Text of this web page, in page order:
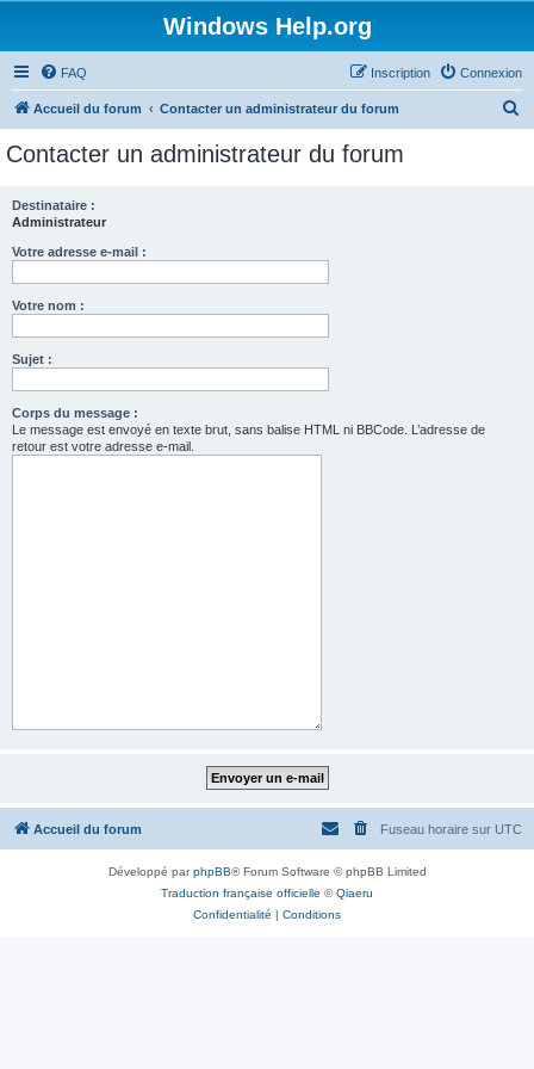
Windows Help.org
FAQ Connexion
Inscription
Accueil du forum Contacter un administrateur du forum
Contacter un administrateur du forum
Destinataire :
Administrateur
Votre adresse e-mail :
Votre nom :
Sujet :
Corps du message :
Le message est envoyé en texte brut, sans balise HTML ni BBCode. L’adresse de
retour est votre adresse e-mail.
Accueil du forum Fuseau horaire sur UTC
Développé parphpBB® Forum Software © phpBB Limited
Traduction française officielle ©Qiaeru
Confidentialité | Conditions